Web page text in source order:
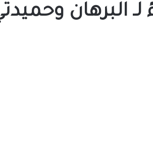
البرهان